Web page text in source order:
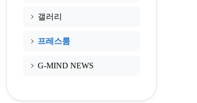
갤러리
프레스룸
G-MIND NEWS